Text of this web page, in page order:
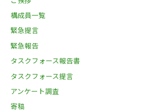
構成員一覧
緊急提言
緊急報告
タスクフォース報告書
タスクフォース提言
アンケート調査
寄稿